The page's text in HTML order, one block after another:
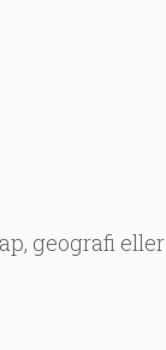
geografi eller